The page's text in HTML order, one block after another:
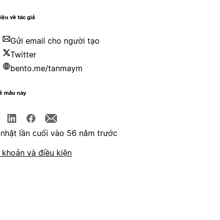
về tác giả
Gửi email cho người tạo
Twitter
bento.me/tanmaym
mẫu này
lần cuối vào 56 năm trước
và điều kiện